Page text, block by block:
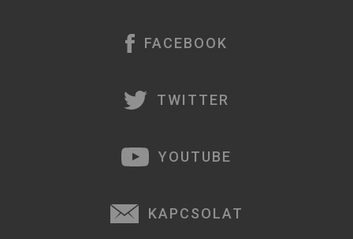
FACEBOOK
TWITTER
YOUTUBE
KAPCSOLAT